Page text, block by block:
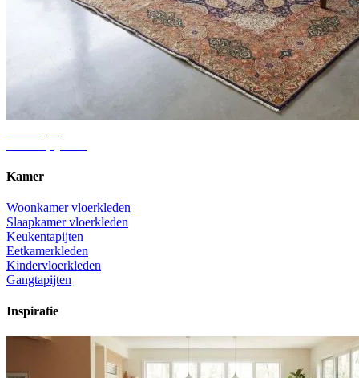
Kamer
Woonkamer vloerkleden
Slaapkamer vloerkleden
Keukentapijten
Eetkamerkleden
Kindervloerkleden
Gangtapijten
Inspiratie